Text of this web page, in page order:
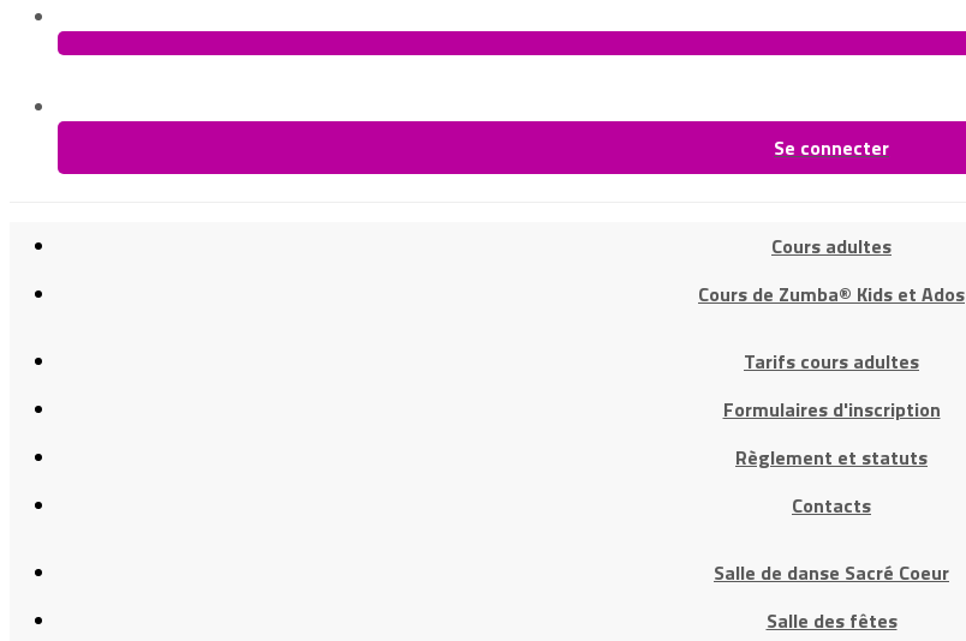
Se connecter
Cours adultes
Cours de Zumba® Kids et Ados
Tarifs cours adultes
Formulaires d'inscription
Règlement et statuts
Contacts
Salle de danse Sacré Coeur
Salle des fêtes